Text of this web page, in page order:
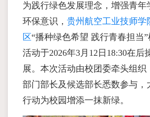
为践行绿色发展理念，增强青年
环保意识， 贵州航空工业技师学
区 “播种绿色希望 践行青春担当
活动于2026年3月12日18:30在后
展。本次活动由校团委牵头组织
部门部长及候选部长悉数参与，
行动为校园增添一抹新绿。